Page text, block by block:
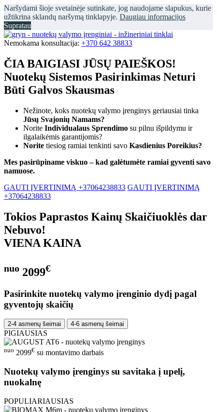
Naršydami šioje svetainėje sutinkate, jog naudojame slapukus, kurie
užtikrina sklandų naršymą tinklapyje. Daugiau informacijos
Supratau
Nemokama konsultacija: +370 642 38833
ČIA BAIGIASI JŪSŲ PAIEŠKOS!
Nuotekų Sistemos Pasirinkimas Neturi
Būti Galvos Skausmas
Nežinote, koks nuotekų valymo įrenginys geriausiai tinka
Jūsų Svajonių Namams?
Norite Individualaus Sprendimo su pilnu išpildymu ir
ilgalaikėmis garantijomis?
Norite tiesiog ramiai tenkinti savo Kasdienius Poreikius?
Mes pasirūpiname viskuo – kad galėtumėte ramiai gyventi savo
namuose.
GAUTI ĮVERTINIMĄ +37064238833 GAUTI ĮVERTINIMĄ
+37064238833
Tokios Paprastos Kainų Skaičiuoklės dar
Nebuvo!
VIENA KAINA
nuo 2099€
Pasirinkite nuotekų valymo įrenginio dydį pagal
gyventojų skaičių
2-4 asmenų šeimai 4-6 asmenų šeimai
PIGIAUSIAS
nuo 2099€ su montavimo darbais
Nuotekų valymo įrenginys su savitaka į upelį,
nuokalnę
POPULIARIAUSIAS